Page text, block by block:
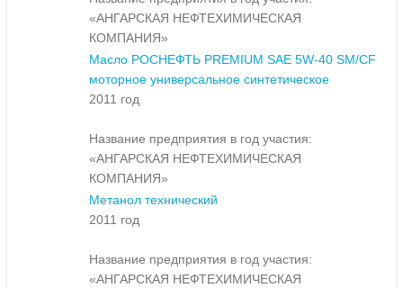
«АНГАРСКАЯ НЕФТЕХИМИЧЕСКАЯ
КОМПАНИЯ»
Масло РОСНЕФТЬ PREMIUM SAE 5W-40 SM/CF
моторное универсальное синтетическое
2011 год
Название предприятия в год участия:
«АНГАРСКАЯ НЕФТЕХИМИЧЕСКАЯ
КОМПАНИЯ»
Метанол технический
2011 год
Название предприятия в год участия:
«АНГАРСКАЯ НЕФТЕХИМИЧЕСКАЯ